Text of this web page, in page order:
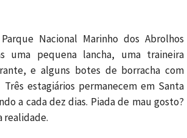
Nacional Marinho dos Abrolhos
uma pequena lancha, uma traineira
e alguns botes de borracha com
estagiários permanecem em Santa
a cada dez dias. Piada de mau gosto?
realidade.